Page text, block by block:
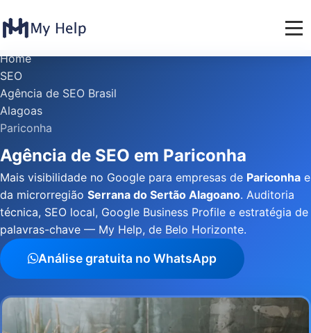
Home
SEO
Agência de SEO Brasil
Alagoas
Pariconha
Agência de SEO em Pariconha
Mais visibilidade no Google para empresas de Pariconha e
da microrregião Serrana do Sertão Alagoano. Auditoria
técnica, SEO local, Google Business Profile e estratégia de
palavras-chave — My Help, de Belo Horizonte.
Análise gratuita no WhatsApp